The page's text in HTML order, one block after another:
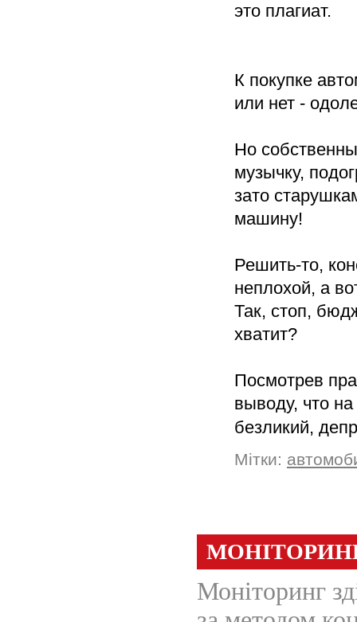
это плагиат.
К покупке
или нет -
Но
музычку,
зато
машину!
Решить-то,
неплохой, а
Так, стоп,
хватит?
Посмотрев
выводу, что
безликий,
Мітки: